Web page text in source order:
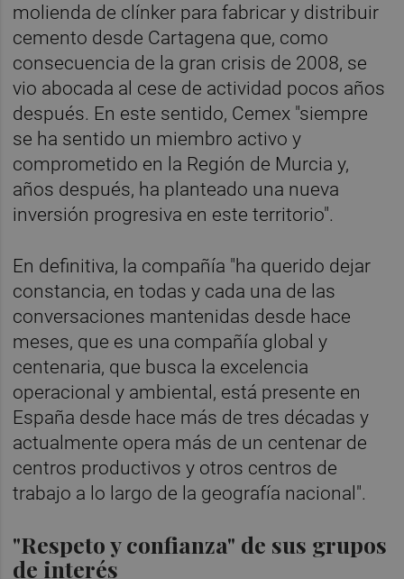
molienda de clínker para fabricar y distribuir
cemento desde Cartagena que, como
consecuencia de la gran crisis de 2008, se
vio abocada al cese de actividad pocos años
después. En este sentido, Cemex "siempre
se ha sentido un miembro activo y
comprometido en la Región de Murcia y,
años después, ha planteado una nueva
inversión progresiva en este territorio".
En definitiva, la compañía "ha querido dejar
constancia, en todas y cada una de las
conversaciones mantenidas desde hace
meses, que es una compañía global y
centenaria, que busca la excelencia
operacional y ambiental, está presente en
España desde hace más de tres décadas y
actualmente opera más de un centenar de
centros productivos y otros centros de
trabajo a lo largo de la geografía nacional".
"Respeto y confianza" de sus grupos
de interés